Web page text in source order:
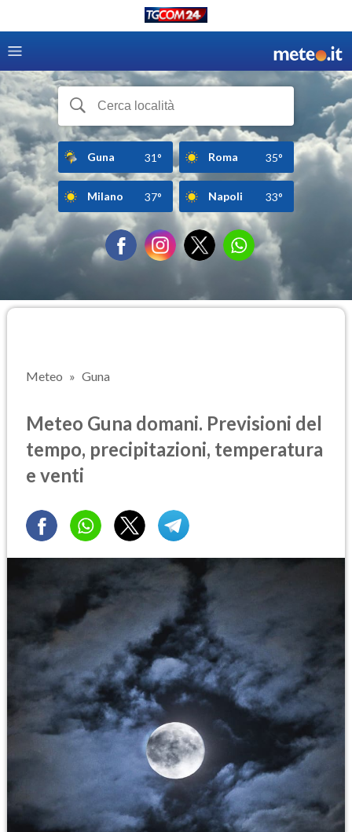
Guna 31° Roma 35°
Milano 37° Napoli 33°
Meteo Guna
Meteo Guna domani. Previsioni del
tempo, precipitazioni, temperatura
e venti